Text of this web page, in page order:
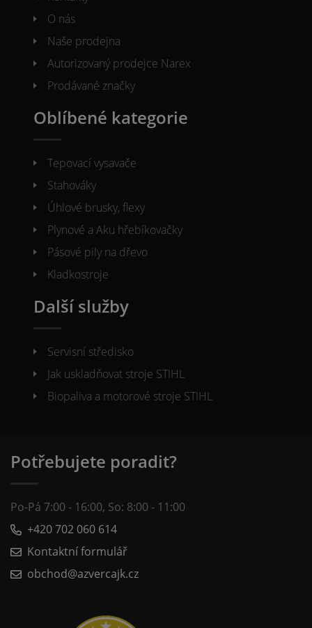
O nás
Naše prodejna
Autorizovaný prodejce Narex
Prodávané značky
Oblíbené kategorie
Tepovací vysavače
Stahováky
Úhlové brusky, flexy
Plynové a Aku hřebíkovačky
Pásové pily na dřevo
Kladkostroje
Další služby
Servisní středisko
Jak uskladňovat stroje STIHL
Biopaliva a motorové stroje STIHL
Potřebujete poradit?
Po-Pá 7:00 - 16:00, So: 8:00 - 11:00
+420 702 060 614
Kontaktní formulář
obchod@azvercajk.cz